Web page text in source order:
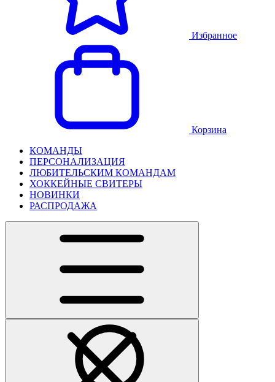
Избранное
Корзина
КОМАНДЫ
ПЕРСОНАЛИЗАЦИЯ
ЛЮБИТЕЛЬСКИМ КОМАНДАМ
ХОККЕЙНЫЕ СВИТЕРЫ
НОВИНКИ
РАСПРОДАЖА